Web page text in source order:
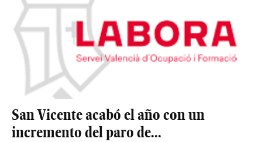
San Vicente acabó el año con un
incremento del paro de...